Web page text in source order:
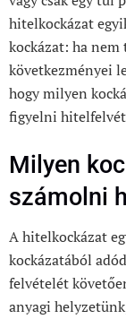
hitelkockázat
kockázat: ha
következményei
hogy milyen
figyelni
Milyen
számolni
A hitelkockázat
kockázatából
felvételét
anyagi